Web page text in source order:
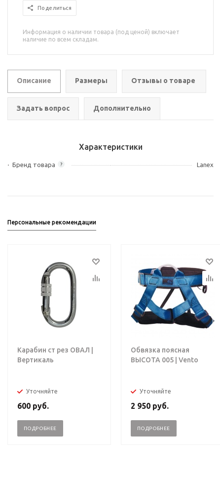
Поделиться
Информация о наличии товара (под ценой) включает
наличие по всем складам.
Описание Размеры Отзывы о товаре
Задать вопрос Дополнительно
Характеристики
?
Бренд товара Lanex
Персональные рекомендации
Карабин ст рез ОВАЛ |
Вертикаль
Уточняйте
600 руб.
ПОДРОБНЕЕ
Обвязка поясная
ВЫСОТА 005 | Vento
Уточняйте
2 950 руб.
ПОДРОБНЕЕ